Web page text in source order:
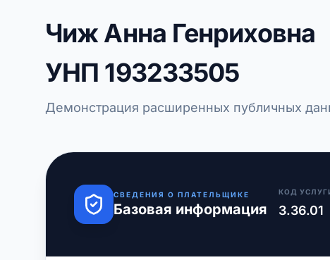
Чиж Анна Генриховна
УНП 193233505
Демонстрация расширенных публичных
СВЕДЕНИЯ О ПЛАТЕЛЬЩИКЕ
Базовая информация
КОД
3.36.01